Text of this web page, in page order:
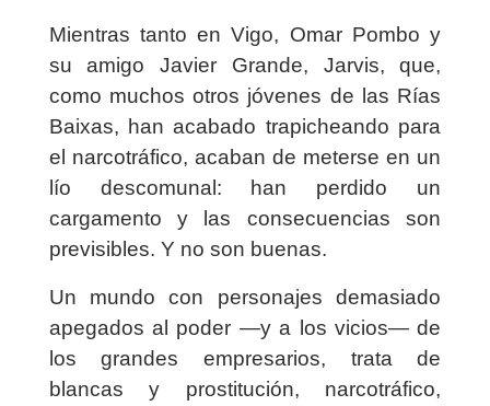
Mientras tanto en Vigo, Omar Pombo y
su amigo Javier Grande, Jarvis, que,
como muchos otros jóvenes de las Rías
Baixas, han acabado trapicheando para
el narcotráfico, acaban de meterse en un
lío descomunal: han perdido un
cargamento y las consecuencias son
previsibles. Y no son buenas.
Un mundo con personajes demasiado
apegados al poder ―y a los vicios― de
losgrandes empresarios, trata de
blancas y prostitución, narcotráfico,